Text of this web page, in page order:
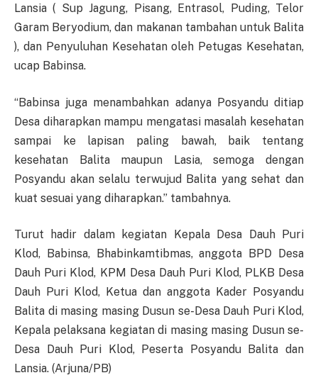
Lansia ( Sup Jagung, Pisang, Entrasol, Puding, Telor
Garam Beryodium, dan makanan tambahan untuk Balita
), dan Penyuluhan Kesehatan oleh Petugas Kesehatan,
ucap Babinsa.
“Babinsa juga menambahkan adanya Posyandu ditiap
Desa diharapkan mampu mengatasi masalah kesehatan
sampai ke lapisan paling bawah, baik tentang
kesehatan Balita maupun Lasia, semoga dengan
Posyandu akan selalu terwujud Balita yang sehat dan
kuat sesuai yang diharapkan.” tambahnya.
Turut hadir dalam kegiatan Kepala Desa Dauh Puri
Klod, Babinsa, Bhabinkamtibmas, anggota BPD Desa
Dauh Puri Klod, KPM Desa Dauh Puri Klod, PLKB Desa
Dauh Puri Klod, Ketua dan anggota Kader Posyandu
Balita di masing masing Dusun se-Desa Dauh Puri Klod,
Kepala pelaksana kegiatan di masing masing Dusun se-
Desa Dauh Puri Klod, Peserta Posyandu Balita dan
Lansia. (Arjuna/PB)